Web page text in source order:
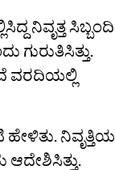
ನಿವೃತ್ತ ಸಿಬ್ಬಂದಿ
ವರದಿಯಲ್ಲಿ
ನಿವೃತ್ತಿಯ